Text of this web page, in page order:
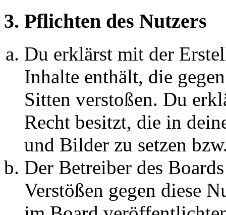
3. Pflichten des Nutzers
Du erklärst mit der
Inhalte enthält, die
Sitten verstoßen. Du
Recht besitzt, die in
und Bilder zu setzen
Der Betreiber des
Verstößen gegen diese